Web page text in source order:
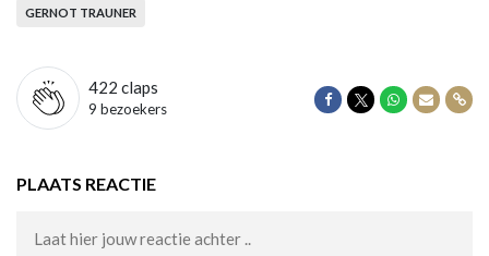
GERNOT TRAUNER
422 claps
9 bezoekers
Delen op Facebook
Delen op Twitter
Delen op
Delen
PLAATS REACTIE